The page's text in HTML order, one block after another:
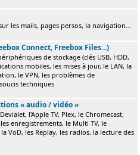
les mails, pages persos, la navigation...
Connect, Freebox Files...)
de stockage (clés USB, HDD,
mobiles, les mises à jour, le LAN, la
le VPN, les problèmes de
techniques
« audio / vidéo »
l'Apple TV, Plex, le Chromecast,
enregistrements, le Multi TV, le
VoD, les Replay, les radios, la lecture des